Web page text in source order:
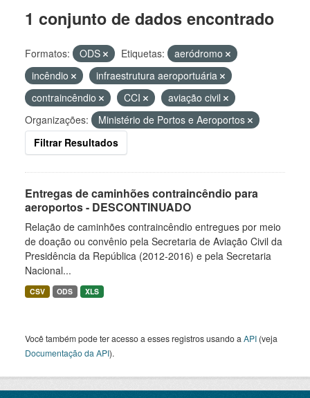
1 conjunto de dados encontrado
Formatos: ODS Etiquetas:
aeródromo
incêndio
infraestrutura aeroportuária
contraincêndio
CCI
aviação civil
Organizações:
Ministério de Portos e Aeroportos
Filtrar Resultados
Entregas de caminhões contraincêndio para
aeroportos - DESCONTINUADO
Relação de caminhões contraincêndio entregues por meio
de doação ou convênio pela Secretaria de Aviação Civil da
Presidência da República (2012-2016) e pela Secretaria
Nacional...
CSV ODS XLS
Você também pode ter acesso a esses registros usando a API (veja
Documentação da API).